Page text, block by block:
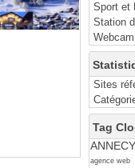
Sport et
Station
Sites
Tag
agence web